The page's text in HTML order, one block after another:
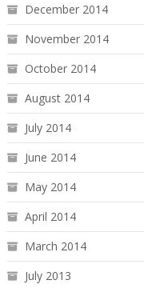
December 2014
November 2014
October 2014
August 2014
July 2014
June 2014
May 2014
April 2014
March 2014
July 2013